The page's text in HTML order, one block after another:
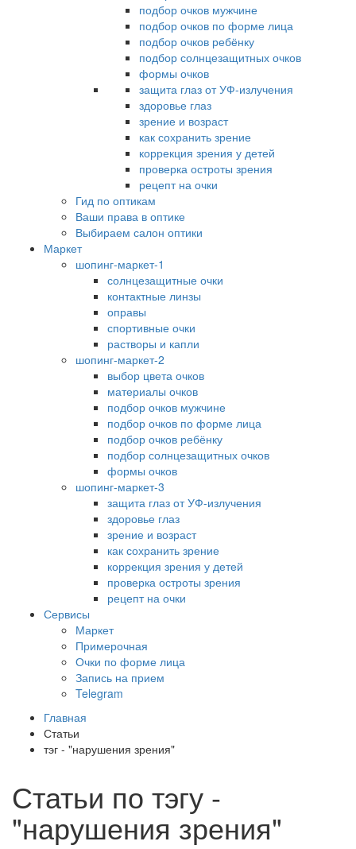
подбор очков мужчине
подбор очков по форме лица
подбор очков ребёнку
подбор солнцезащитных очков
формы очков
защита глаз от УФ-излучения
здоровье глаз
зрение и возраст
как сохранить зрение
коррекция зрения у детей
проверка остроты зрения
рецепт на очки
Гид по оптикам
Ваши права в оптике
Выбираем салон оптики
Маркет
шопинг-маркет-1
солнцезащитные очки
контактные линзы
оправы
спортивные очки
растворы и капли
шопинг-маркет-2
выбор цвета очков
материалы очков
подбор очков мужчине
подбор очков по форме лица
подбор очков ребёнку
подбор солнцезащитных очков
формы очков
шопинг-маркет-3
защита глаз от УФ-излучения
здоровье глаз
зрение и возраст
как сохранить зрение
коррекция зрения у детей
проверка остроты зрения
рецепт на очки
Сервисы
Маркет
Примерочная
Очки по форме лица
Запись на прием
Telegram
Главная
Статьи
тэг - "нарушения зрения"
Статьи по тэгу -
"нарушения зрения"